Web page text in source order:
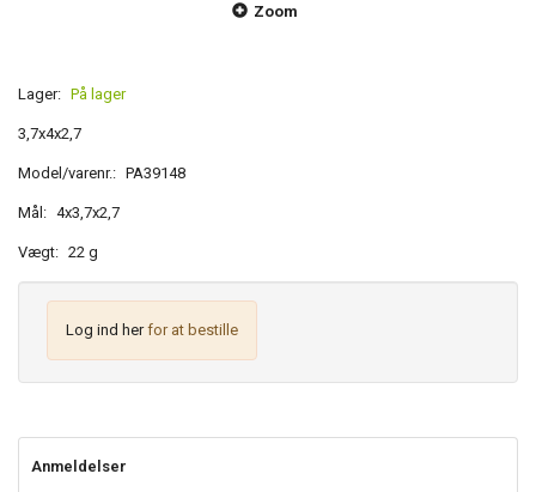
Zoom
Lager: På lager
3,7x4x2,7
Model/varenr.: PA39148
Mål: 4x3,7x2,7
Vægt: 22 g
Log ind herfor at bestille
Anmeldelser